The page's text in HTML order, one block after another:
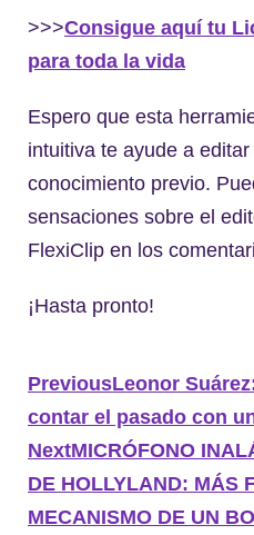
>>>Consigue aquí tu
para toda la vida
Espero que esta
intuitiva te ayude a
conocimiento previo.
sensaciones sobre el
FlexiClip en los
¡Hasta pronto!
PreviousLeonor
contar el pasado con
NextMICRÓFONO
DE HOLLYLAND: MÁS
MECANISMO DE UN